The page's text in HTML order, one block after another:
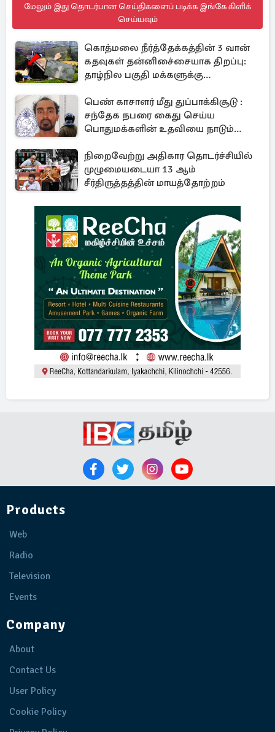
மேலும் இது தொடர்பான செய்திகளைப் படிக்க இங்கே கிளிக்
செய்யவும்
கொத்மலை நீர்த்தேக்கத்தின் 3 வான்
கதவுகள் தன்னிசை்சையாக திறப்பு:
தாழ்நில பகுதி மக்களுக்கு
பெண் காசாளர் மீது துப்பாக்கிசூடு :
சந்தேக நபரை கைது செய்ய
பொதுமக்களின் உதவியை நாடும்
நிறைவேற்று அதிகார தொடர்ச்சியில்
முழுமையடையா 13 ஆம்
சீர்திருத்தத்தின் மாயத்தோற்றம்
Products
Web
Radio
Television
Events
Company
About
Contact Us
User Policy
Cookie Policy